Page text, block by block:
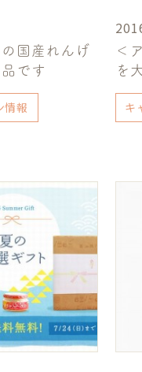
国産れんげ
です
情報
＜
を
キ